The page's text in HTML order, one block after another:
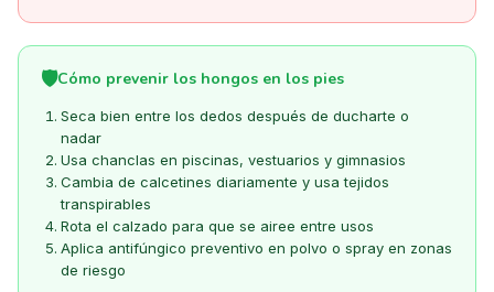
🛡️Cómo prevenir los hongos en los pies
Seca bien entre los dedos después de ducharte o
nadar
Usa chanclas en piscinas, vestuarios y gimnasios
Cambia de calcetines diariamente y usa tejidos
transpirables
Rota el calzado para que se airee entre usos
Aplica antifúngico preventivo en polvo o spray en zonas
de riesgo